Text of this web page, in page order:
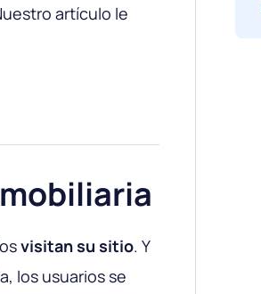
artículo le
visitan su sitio. Y
los usuarios se